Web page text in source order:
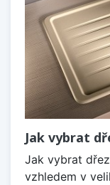
Jak vybrat
Jak vybrat
vzhledem v